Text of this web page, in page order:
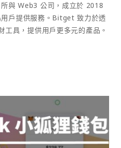
與 Web3 公司，成立於 2018
戶提供服務。Bitget 致力於透
工具，提供用戶更多元的產品。